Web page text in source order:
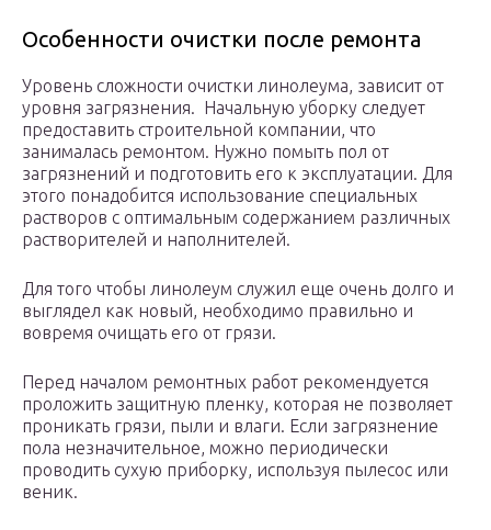
Особенности очистки после ремонта
Уровень сложности очистки линолеума, зависит от
уровня загрязнения. Начальную уборку следует
предоставить строительной компании, что
занималась ремонтом. Нужно помыть пол от
загрязнений и подготовить его к эксплуатации. Для
этого понадобится использование специальных
растворов с оптимальным содержанием различных
растворителей и наполнителей.
Для того чтобы линолеум служил еще очень долго и
выглядел как новый, необходимо правильно и
вовремя очищать его от грязи.
Перед началом ремонтных работ рекомендуется
проложить защитную пленку, которая не позволяет
проникать грязи, пыли и влаги. Если загрязнение
пола незначительное, можно периодически
проводить сухую приборку, используя пылесос или
веник.